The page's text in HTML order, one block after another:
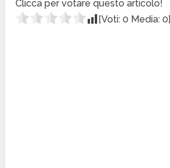
Clicca per votare questo articolo!
[Voti:0 Media:0]